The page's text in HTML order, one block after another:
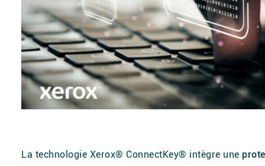
La technologie Xerox® ConnectKey® intègre une